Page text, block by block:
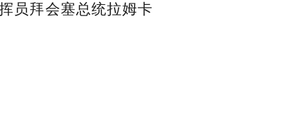
员拜会塞总统拉姆卡